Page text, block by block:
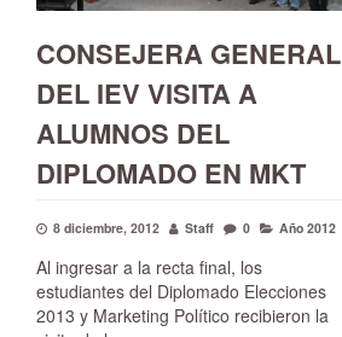
CONSEJERA GENERAL
DEL IEV VISITA A
ALUMNOS DEL
DIPLOMADO EN MKT
8 diciembre, 2012 Staff 0 Año 2012
Al ingresar a la recta final, los
estudiantes del Diplomado Elecciones
2013 y Marketing Político recibieron la